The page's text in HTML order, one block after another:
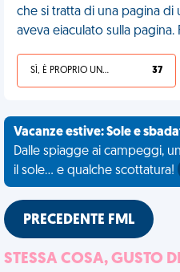
che si tratta di una pagina di
aveva eiaculato sulla pagina.
SÌ, È PROPRIO UNA VDM! 37
Vacanze estive: Sole e
Dalle spiagge ai campeggi,
il sole... e qualche scottatura!
PRECEDENTE FML
STESSA COSA, GUSTO